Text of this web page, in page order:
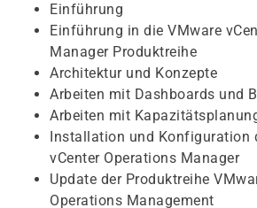
Einführung
Einführung in die VMware
Manager Produktreihe
Architektur und Konzepte
Arbeiten mit Dashboards und
Arbeiten mit
Installation und Konfiguration
vCenter Operations Manager
Update der Produktreihe
Operations Management